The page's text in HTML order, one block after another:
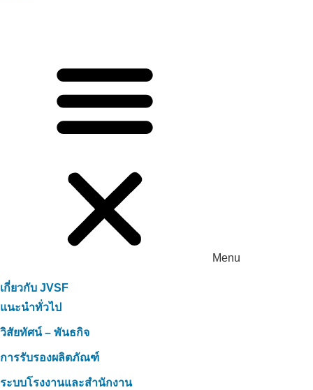
Menu
เกี่ยวกับ JVSF
แนะนำทั่วไป
วิสัยทัศน์ – พันธกิจ
การรับรองผลิตภัณฑ์
ระบบโรงงานและสำนักงาน